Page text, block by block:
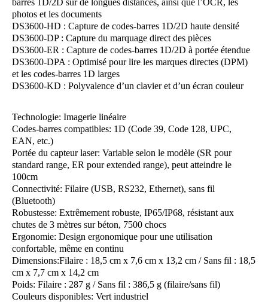
photos et les documents
DS3600-HD : Capture de codes-barres 1D/2D haute densité
DS3600-DP : Capture du marquage direct des pièces
DS3600-ER : Capture de codes-barres 1D/2D à portée étendue
DS3600-DPA : Optimisé pour lire les marques directes (DPM)
et les codes-barres 1D larges
DS3600-KD : Polyvalence d’un clavier et d’un écran couleur
Technologie: Imagerie linéaire
Codes-barres compatibles: 1D (Code 39, Code 128, UPC,
EAN, etc.)
Portée du capteur laser: Variable selon le modèle (SR pour
standard range, ER pour extended range), peut atteindre le
100cm
Connectivité: Filaire (USB, RS232, Ethernet), sans fil
(Bluetooth)
Robustesse: Extrêmement robuste, IP65/IP68, résistant aux
chutes de 3 mètres sur béton, 7500 chocs
Ergonomie: Design ergonomique pour une utilisation
confortable, même en continu
Dimensions:Filaire : 18,5 cm x 7,6 cm x 13,2 cm / Sans fil : 18,5
cm x 7,7 cm x 14,2 cm
Poids: Filaire : 287 g / Sans fil : 386,5 g (filaire/sans fil)
Couleurs disponibles: Vert industriel